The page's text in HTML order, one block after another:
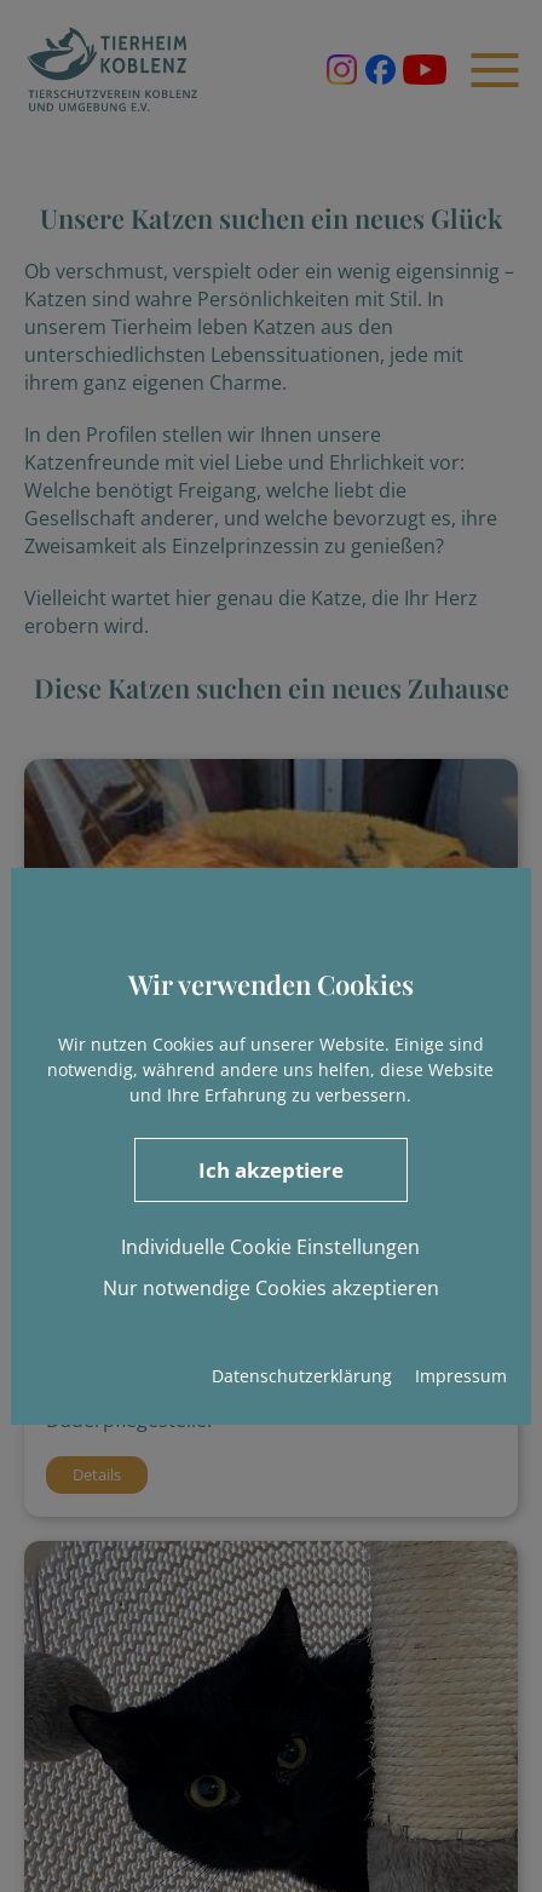
Wir verwenden Cookies
Wir nutzen Cookies auf unserer Website. Einige sind
notwendig, während andere uns helfen, diese Website
und Ihre Erfahrung zu verbessern.
Ich akzeptiere
Individuelle Cookie Einstellungen
Nur notwendige Cookies akzeptieren
Datenschutzerklärung Impressum
Unsere Katzen suchen ein neues Glück
Ob verschmust, verspielt oder ein wenig eigensinnig –
Katzen sind wahre Persönlichkeiten mit Stil. In
unserem Tierheim leben Katzen aus den
unterschiedlichsten Lebenssituationen, jede mit
ihrem ganz eigenen Charme.
In den Profilen stellen wir Ihnen unsere
Katzenfreunde mit viel Liebe und Ehrlichkeit vor:
Welche benötigt Freigang, welche liebt die
Gesellschaft anderer, und welche bevorzugt es, ihre
Zweisamkeit als Einzelprinzessin zu genießen?
Vielleicht wartet hier genau die Katze, die Ihr Herz
erobern wird.
Diese Katzen suchen ein neues Zuhause
Keine Vermittlung! Rayna lebt auf einer
Dauerpflegestelle.
Details